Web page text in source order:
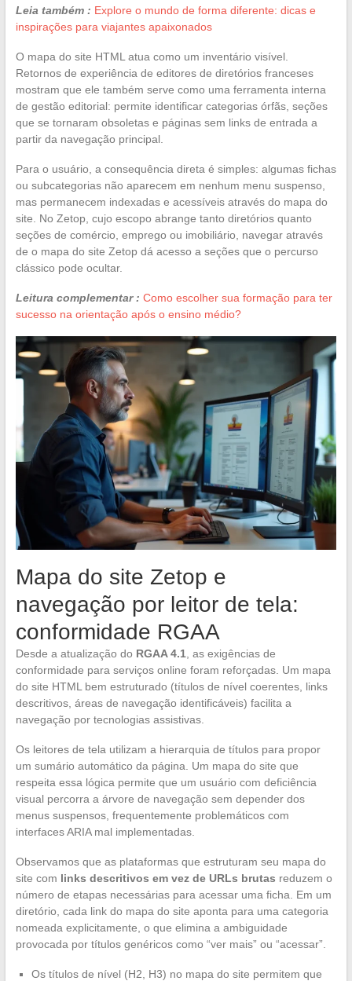
Leia também : Explore o mundo de forma diferente: dicas e
inspirações para viajantes apaixonados
O mapa do site HTML atua como um inventário visível.
Retornos de experiência de editores de diretórios franceses
mostram que ele também serve como uma ferramenta interna
de gestão editorial: permite identificar categorias órfãs, seções
que se tornaram obsoletas e páginas sem links de entrada a
partir da navegação principal.
Para o usuário, a consequência direta é simples: algumas fichas
ou subcategorias não aparecem em nenhum menu suspenso,
mas permanecem indexadas e acessíveis através do mapa do
site. No Zetop, cujo escopo abrange tanto diretórios quanto
seções de comércio, emprego ou imobiliário, navegar através
de o mapa do site Zetop dá acesso a seções que o percurso
clássico pode ocultar.
Leitura complementar : Como escolher sua formação para ter
sucesso na orientação após o ensino médio?
Mapa do site Zetop e
navegação por leitor de tela:
conformidade RGAA
Desde a atualização do RGAA 4.1, as exigências de
conformidade para serviços online foram reforçadas. Um mapa
do site HTML bem estruturado (títulos de nível coerentes, links
descritivos, áreas de navegação identificáveis) facilita a
navegação por tecnologias assistivas.
Os leitores de tela utilizam a hierarquia de títulos para propor
um sumário automático da página. Um mapa do site que
respeita essa lógica permite que um usuário com deficiência
visual percorra a árvore de navegação sem depender dos
menus suspensos, frequentemente problemáticos com
interfaces ARIA mal implementadas.
Observamos que as plataformas que estruturam seu mapa do
site com links descritivos em vez de URLs brutas reduzem o
número de etapas necessárias para acessar uma ficha. Em um
diretório, cada link do mapa do site aponta para uma categoria
nomeada explicitamente, o que elimina a ambiguidade
provocada por títulos genéricos como “ver mais” ou “acessar”.
Os títulos de nível (H2, H3) no mapa do site permitem que